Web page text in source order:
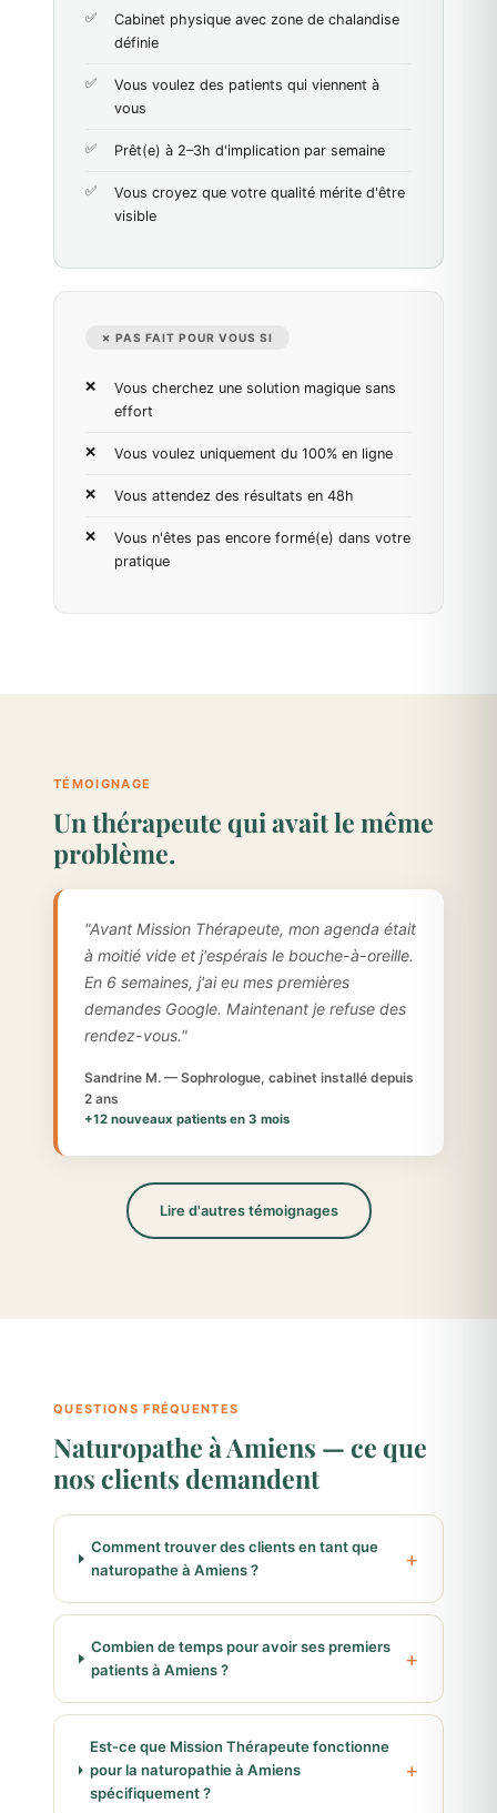
Cabinet physique avec zone de chalandise
définie
Vous voulez des patients qui viennent à
vous
Prêt(e) à 2–3h d'implication par semaine
Vous croyez que votre qualité mérite d'être
visible
✗ PAS FAIT POUR VOUS SI
Vous cherchez une solution magique sans
effort
Vous voulez uniquement du 100% en ligne
Vous attendez des résultats en 48h
Vous n'êtes pas encore formé(e) dans votre
pratique
TÉMOIGNAGE
Un thérapeute qui avait le même
problème.
"Avant Mission Thérapeute, mon agenda était
à moitié vide et j'espérais le bouche-à-oreille.
En 6 semaines, j'ai eu mes premières
demandes Google. Maintenant je refuse des
rendez-vous."
Sandrine M. — Sophrologue, cabinet installé depuis
2 ans
+12 nouveaux patients en 3 mois
Lire d'autres témoignages
QUESTIONS FRÉQUENTES
Naturopathe à Amiens — ce que
nos clients demandent
Comment trouver des clients en tant que
naturopathe à Amiens ?
Combien de temps pour avoir ses premiers
patients à Amiens ?
Est-ce que Mission Thérapeute fonctionne
pour la naturopathie à Amiens
spécifiquement ?